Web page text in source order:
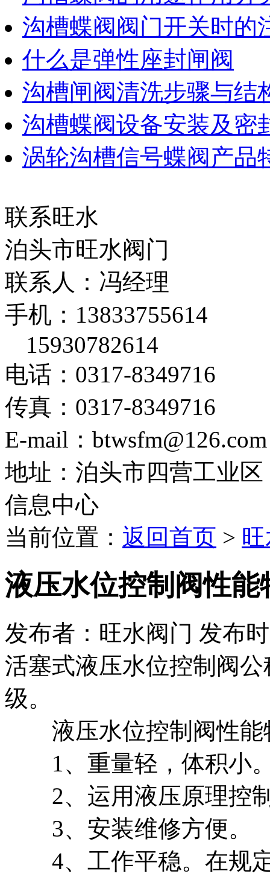
沟槽蝶阀阀门开关时的
什么是弹性座封闸阀
沟槽闸阀清洗步骤与结
沟槽蝶阀设备安装及密
涡轮沟槽信号蝶阀产品
联系旺水
泊头市旺水阀门
联系人：冯经理
手机：13833755614
15930782614
电话：0317-8349716
传真：0317-8349716
E-mail：btwsfm@126.com
地址：泊头市四营工业区
信息中心
当前位置： 返回首页 >
液压水位控制阀性
发布者：旺水阀门 发布
活塞式液压水位控制阀公
级。
液压水位控制阀性能
1、重量轻，体积小
2、运用液压原理控
3、安装维修方便。
4、工作平稳。在规定